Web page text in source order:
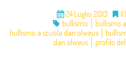
24 Luglio 2013
Il
bullismo
bullismo
bullismo a scuola dan olweus
dan olweus
profilo